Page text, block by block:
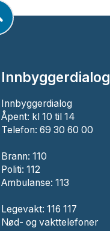
Innbyggerdialog
Innbyggerdialog
Åpent: kl 10 til 14
Telefon: 69 30 60 00
Brann: 110
Politi: 112
Ambulanse: 113
Legevakt: 116 117
Nød- og vakttelefoner